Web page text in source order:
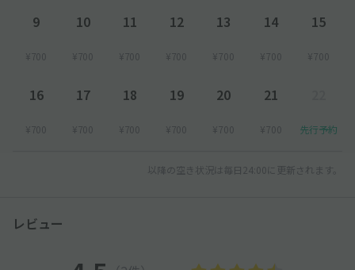
9
¥700
10
¥700
11
¥700
12
¥700
13
¥700
14
¥700
15
¥700
16
¥700
17
¥700
18
¥700
19
¥700
20
¥700
21
¥700 先行予約
以降の空き状況は毎日24:00に更新されます。
レビュー